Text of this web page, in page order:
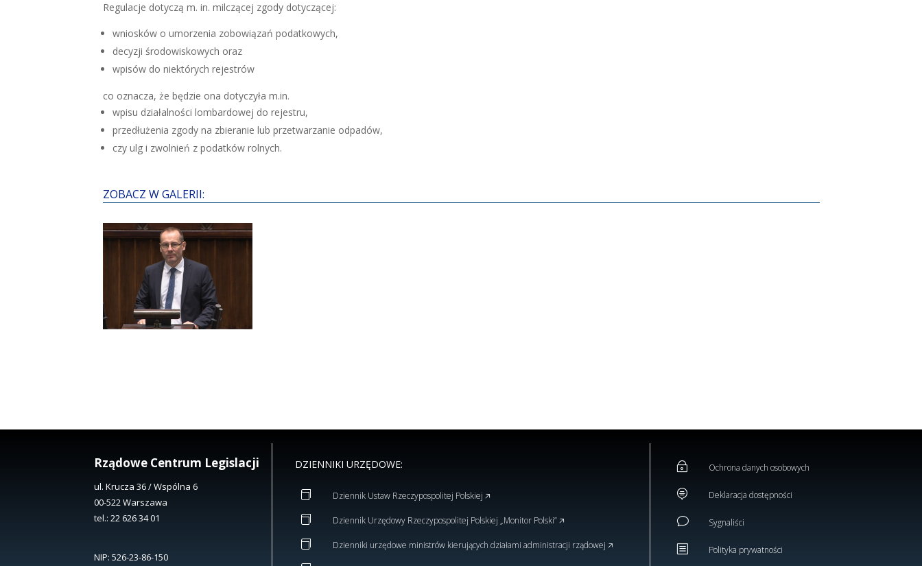
Regulacje dotyczą m. in. milczącej zgody dotyczącej:
wniosków o umorzenia zobowiązań podatkowych,
decyzji środowiskowych oraz
wpisów do niektórych rejestrów
co oznacza, że będzie ona dotyczyła m.in.
wpisu działalności lombardowej do rejestru,
przedłużenia zgody na zbieranie lub przetwarzanie odpadów,
czy ulg i zwolnień z podatków rolnych.
ZOBACZ W GALERII:
Rządowe Centrum Legislacji
ul. Krucza 36 / Wspólna 6
00-522 Warszawa
tel.: 22 626 34 01
NIP: 526-23-86-150
DZIENNIKI URZĘDOWE:
 Dziennik Ustaw Rzeczypospolitej Polskiej 🡥
 Dziennik Urzędowy Rzeczypospolitej Polskiej „Monitor Polski” 🡥
 Dzienniki urzędowe ministrów kierujących działami administracji rządowej 🡥
~ Ochrona danych osobowych
 Deklaracja dostępności
v Sygnaliści
b Polityka prywatności